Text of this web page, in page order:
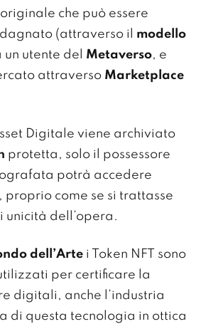
che può essere
(attraverso il modello
un utente del Metaverso, e
attraverso Marketplace
Digitale viene archiviato
protetta, solo il possessore
potrà accedere
, proprio come se si trattasse
unicità dell’opera.
dell’Arte i Token NFT sono
per certificare la
digitali, anche l’industria
di questa tecnologia in ottica